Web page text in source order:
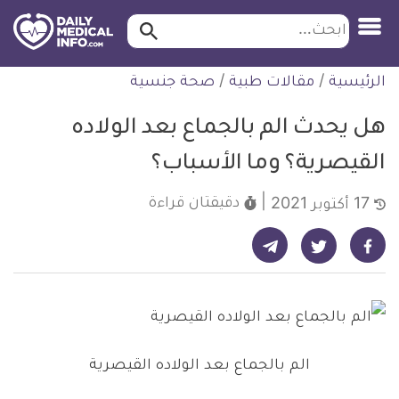
التخطي
للمحتوى
ابحث ابحث…
الرئيسية / مقالات طبية / صحة جنسية
هل يحدث الم بالجماع بعد الولاده
القيصرية؟ وما الأسباب؟
دقيقتان قراءة
شارك على فيسبوك - ديلي ميديكال انفو شارك على تويتر - ديلي ميديكال انفو شارك على تيليجرام - ديلي ميديكال انفو
الم بالجماع بعد الولاده القيصرية